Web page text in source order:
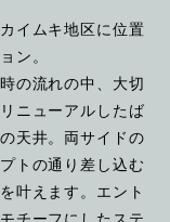
イムキ地区に位置
ン。
の流れの中、大切
ニューアルしたば
天井。両サイドの
トの通り差し込む
叶えます。エント
チーフにしたステ